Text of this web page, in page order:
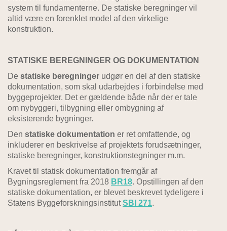
system til fundamenterne. De statiske beregninger vil
altid være en forenklet model af den virkelige
konstruktion.
STATISKE BEREGNINGER OG DOKUMENTATION
De statiske beregninger udgør en del af den statiske
dokumentation, som skal udarbejdes i forbindelse med
byggeprojekter. Det er gældende både når der er tale
om nybyggeri, tilbygning eller ombygning af
eksisterende bygninger.
Den statiske dokumentation er ret omfattende, og
inkluderer en beskrivelse af projektets forudsætninger,
statiske beregninger, konstruktionstegninger m.m.
Kravet til statisk dokumentation fremgår af
Bygningsreglement fra 2018 BR18. Opstillingen af den
statiske dokumentation, er blevet beskrevet tydeligere i
Statens ByggeforskningsinstitutSBI 271.